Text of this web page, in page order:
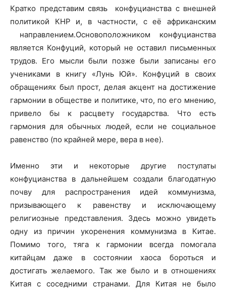
Кратко представим связь конфуцианства с внешней
политикой КНР и, в частности, с её африканским
направлением.Основоположником конфуцианства
является Конфуций, который не оставил письменных
трудов. Его мысли были позже были записаны его
учениками в книгу «Лунь Юй». Конфуций в своих
обращениях был прост, делая акцент на достижение
гармонии в обществе и политике, что, по его мнению,
привело бы к расцвету государства. Что есть
гармония для обычных людей, если не социальное
равенство (по крайней мере, вера в нее).
Именно эти и некоторые другие постулаты
конфуцианства в дальнейшем создали благодатную
почву для распространения идей коммунизма,
призывающего к равенству и исключающему
религиозные представления. Здесь можно увидеть
одну из причин укоренения коммунизма в Китае.
Помимо того, тяга к гармонии всегда помогала
китайцам даже в состоянии хаоса бороться и
достигать желаемого. Так же было и в отношениях
Китая с соседними странами. Для Китая не было